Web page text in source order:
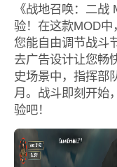
《战地召唤：二
验！在这款MOD
您能自由调节战斗
去广告设计让您畅
史场景中，指挥部
月。战斗即刻开始
验吧！